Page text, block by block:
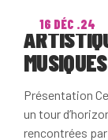
Présentation
un tour
rencontrées
16 DÉC .24